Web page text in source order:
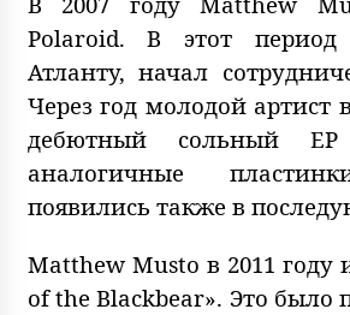
Polaroid. В этот
Атланту, начал
Через год молодой артист
дебютный сольный EP
аналогичные
появились также в
Matthew Musto в 2011 году
of the Blackbear». Это